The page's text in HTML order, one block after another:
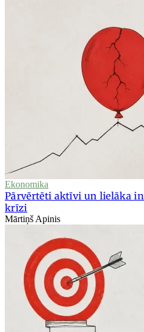
Ekonomika
Pārvērtēti aktīvi un lielāka
krīzi
Mārtiņš Apinis